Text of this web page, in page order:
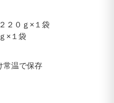
２０ｇ×１袋
×１袋
常温で保存